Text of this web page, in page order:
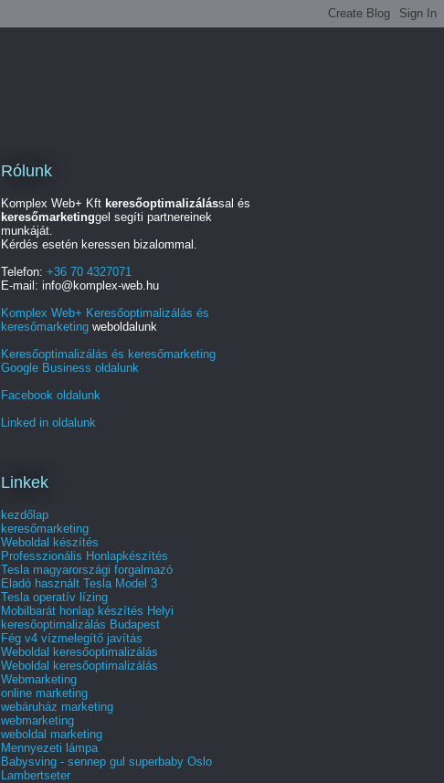
Rólunk
Komplex Web+ Kft keresőoptimalizálással és
keresőmarketinggel segíti partnereinek
munkáját.
Kérdés esetén keressen bizalommal.
Telefon: +36 70 4327071
E-mail: info@komplex-web.hu
Komplex Web+ Keresőoptimalizálás és
keresőmarketing weboldalunk
Keresőoptimalizálás és keresőmarketing
Google Business oldalunk
Facebook oldalunk
Linked in oldalunk
Linkek
kezdőlap
keresőmarketing
Weboldal készítés
Professzionális Honlapkészítés
Tesla magyarországi forgalmazó
Eladó használt Tesla Model 3
Tesla operatív lízing
Mobilbarát honlap készítés Helyi
keresőoptimalizálás Budapest
Fég v4 vízmelegítő javítás
Weboldal keresőoptimalizálás
Weboldal keresőoptimalizálás
Webmarketing
online marketing
webáruház marketing
webmarketing
weboldal marketing
Mennyezeti lámpa
Babysving - sennep gul superbaby Oslo
Lambertseter